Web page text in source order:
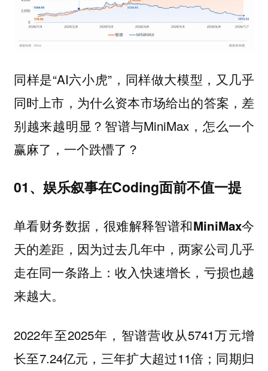
同样是“AI六小虎”，同样做大模型，又几乎
同时上市，为什么资本市场给出的答案，差
别越来越明显？智谱与MiniMax，怎么一个
赢麻了，一个跌懵了？
01、娱乐叙事在Coding面前不值一提
单看财务数据，很难解释智谱和MiniMax今
天的差距，因为过去几年中，两家公司几乎
走在同一条路上：收入快速增长，亏损也越
来越大。
2022年至2025年，智谱营收从5741万元增
长至7.24亿元，三年扩大超过11倍；同期归